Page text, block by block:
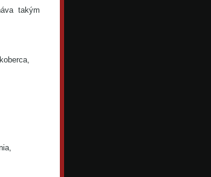
takým